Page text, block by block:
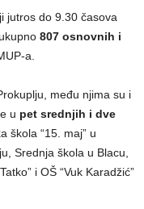
jutros do 9.30 časova
807 osnovnih i
a.
među njima su i
u pet srednjih i dve
škola “15. maj” u
Srednja škola u Blacu,
i OŠ “Vuk Karadžić”